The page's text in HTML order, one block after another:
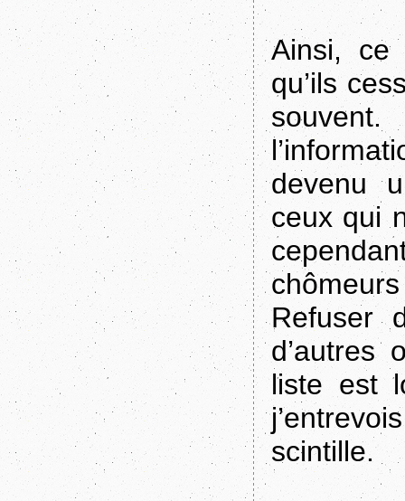
Ainsi, ce
qu’ils
devenu
ceux qui
Refuser
d’autres
liste est
scintille.